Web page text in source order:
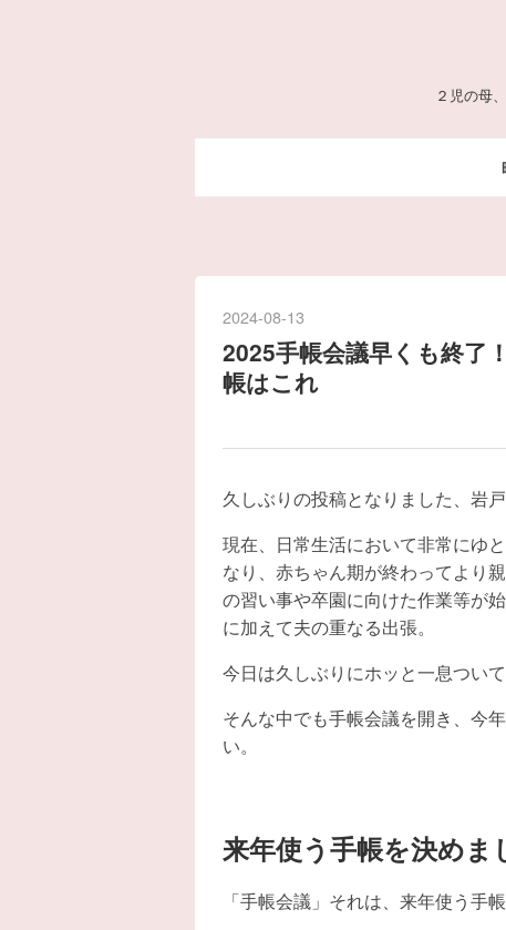
２児の母
2024-08-13
2025手帳会議早くも終了
帳はこれ
久しぶりの投稿となりました、岩戸
現在、日常生活において非常にゆ
なり、赤ちゃん期が終わってより
の習い事や卒園に向けた作業等が
に加えて夫の重なる出張。
今日は久しぶりにホッと一息つい
そんな中でも手帳会議を開き、今
い。
来年使う手帳を決めま
「手帳会議」それは、来年使う手